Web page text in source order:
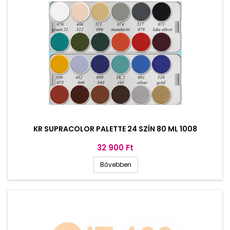
KR SUPRACOLOR PALETTE 24 SZÍN 80 ML 1008
Ár
32 900 Ft
Bővebben